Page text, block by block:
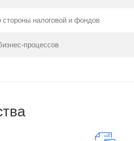
стороны налоговой и фондов
процессов